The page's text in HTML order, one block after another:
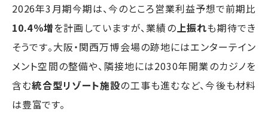
2026年3月期今期は、今のところ営業利益予想で前期比
10.4％増を計画していますが、業績の上振れも期待でき
そうです。大阪・関西万博会場の跡地にはエンターテイン
メント空間の整備や、隣接地には2030年開業のカジノを
含む統合型リゾート施設の工事も進むなど、今後も材料
は豊富です。